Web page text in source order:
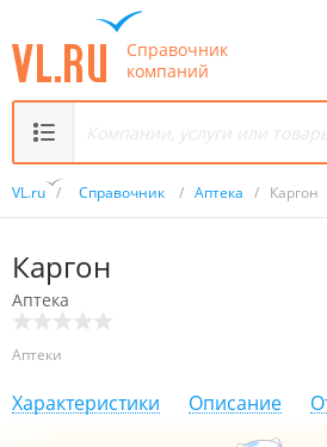
Справочник
компаний
VL.ru / Справочник / Аптека / Каргон
Каргон
Аптека
Аптеки
Характеристики Описание